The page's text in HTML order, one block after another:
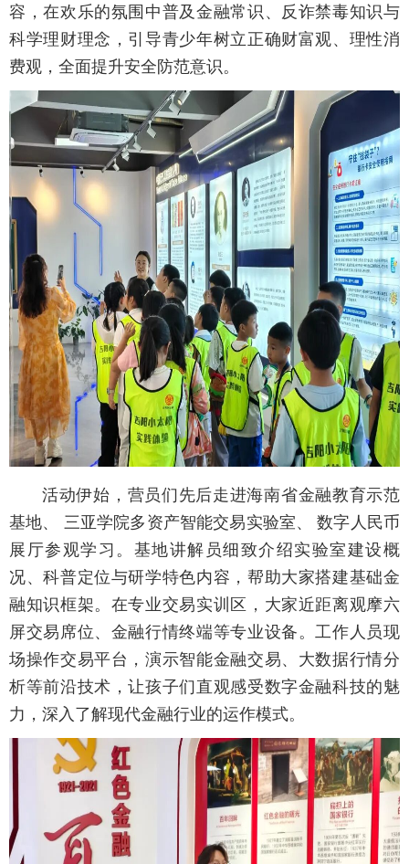
容，在欢乐的氛围中普及金融常识、反诈禁毒知识与
科学理财理念，引导青少年树立正确财富观、理性消
费观，全面提升安全防范意识。
活动伊始，营员们先后走进海南省金融教育示范
基地、 三亚学院多资产智能交易实验室、 数字人民币
展厅参观学习。基地讲解员细致介绍实验室建设概
况、科普定位与研学特色内容，帮助大家搭建基础金
融知识框架。在专业交易实训区，大家近距离观摩六
屏交易席位、金融行情终端等专业设备。工作人员现
场操作交易平台，演示智能金融交易、大数据行情分
析等前沿技术，让孩子们直观感受数字金融科技的魅
力，深入了解现代金融行业的运作模式。